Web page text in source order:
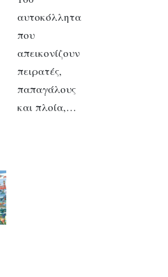
αυτοκόλλητα
που
απεικονίζουν
πειρατές,
παπαγάλους
και πλοία,…